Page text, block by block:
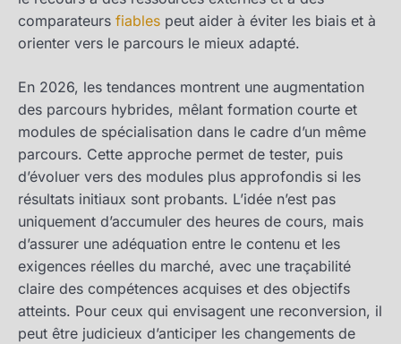
comparateurs fiables peut aider à éviter les biais et à
orienter vers le parcours le mieux adapté.
En 2026, les tendances montrent une augmentation
des parcours hybrides, mêlant formation courte et
modules de spécialisation dans le cadre d’un même
parcours. Cette approche permet de tester, puis
d’évoluer vers des modules plus approfondis si les
résultats initiaux sont probants. L’idée n’est pas
uniquement d’accumuler des heures de cours, mais
d’assurer une adéquation entre le contenu et les
exigences réelles du marché, avec une traçabilité
claire des compétences acquises et des objectifs
atteints. Pour ceux qui envisagent une reconversion, il
peut être judicieux d’anticiper les changements de